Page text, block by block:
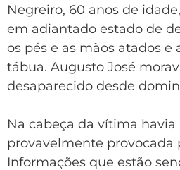
Negreiro, 60 anos de
em adiantado estado de
os pés e as mãos atados
tábua. Augusto José
desaparecido desde
Na cabeça da vítima
provavelmente provocada
Informações que estão